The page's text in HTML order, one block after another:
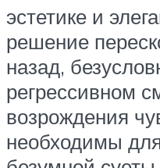
эстетике и
решение
назад,
регрессивном
возрождения
необходимы